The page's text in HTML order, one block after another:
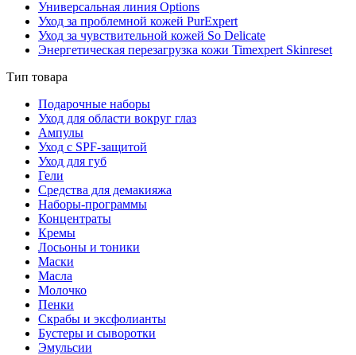
Универсальная линия Options
Уход за проблемной кожей PurExpert
Уход за чувствительной кожей So Delicate
Энергетическая перезагрузка кожи Timexpert Skinreset
Тип товара
Подарочные наборы
Уход для области вокруг глаз
Ампулы
Уход с SPF-защитой
Уход для губ
Гели
Средства для демакияжа
Наборы-программы
Концентраты
Кремы
Лосьоны и тоники
Маски
Масла
Молочко
Пенки
Скрабы и эксфолианты
Бустеры и сыворотки
Эмульсии